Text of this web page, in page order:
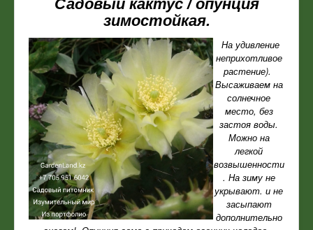
Садовый кактус / опунция
зимостойкая.
На удивление
неприхотливое
растение).
Высаживаем на
солнечное
место, без
застоя воды.
Можно на
легкой
возвышенности
. На зиму не
укрывают. и не
засыпают
дополнительно